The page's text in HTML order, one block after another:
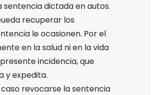
dictada en autos.
recuperar los
le ocasionen. Por el
en la salud ni en la vida
incidencia, que
y expedita.
revocarse la sentencia